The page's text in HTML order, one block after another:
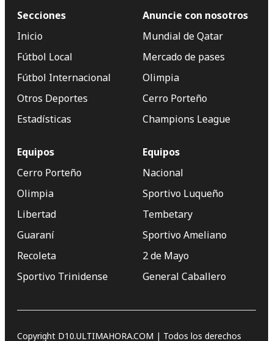
Secciones
Inicio
Fútbol Local
Fútbol Internacional
Otros Deportes
Estadísticas
Anuncie con nosotros
Mundial de Qatar
Mercado de pases
Olimpia
Cerro Porteño
Champions League
Equipos
Cerro Porteño
Olimpia
Libertad
Guaraní
Recoleta
Sportivo Trinidense
Equipos
Nacional
Sportivo Luqueño
Tembetary
Sportivo Ameliano
2 de Mayo
General Caballero
Copyright D10.ULTIMAHORA.COM | Todos los derechos